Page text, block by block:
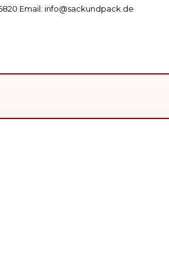
Email: info@sackundpack.de